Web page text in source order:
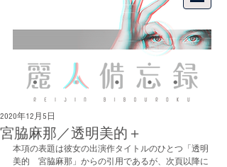
宮脇麻那／透明美的＋
2020年12月5日
本項の表題は彼女の出演作タイトルのひとつ「透明
美的　宮脇麻那」からの引用であるが、次頁以降に